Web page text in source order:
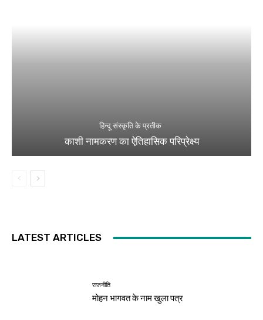
हिन्दू संस्कृति के प्रतीक
काशी नामकरण का ऐतिहासिक परिप्रेक्ष्य
LATEST ARTICLES
राजनीति
मोहन भागवत के नाम खुला पत्र